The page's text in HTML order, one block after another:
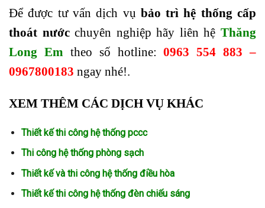
Để được tư vấn dịch vụ bảo trì hệ thống cấp
thoát nướcchuyên nghiệp hãy liên hệThăng
Long Em theo số hotline:0963 554 883 –
0967800183 ngay nhé!.
XEM THÊM CÁC DỊCH VỤ KHÁC
Thiết kế thi công hệ thống pccc
Thi công hệ thống phòng sạch
Thiết kế và thi công hệ thống điều hòa
Thiết kế thi công hệ thống đèn chiếu sáng